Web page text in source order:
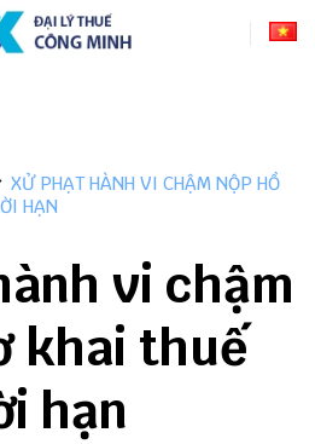
XỬ PHẠT HÀNH VI CHẬM NỘP HỒ
HẠN
vi chậm
khai thuế
hạn